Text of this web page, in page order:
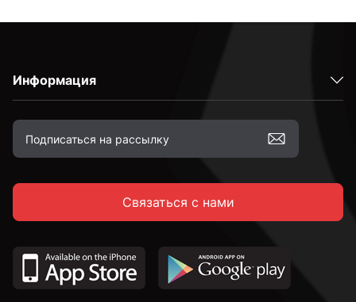
Информация
Связаться с нами